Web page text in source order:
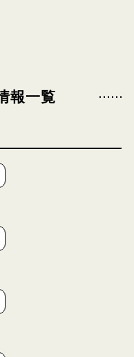
報一覧